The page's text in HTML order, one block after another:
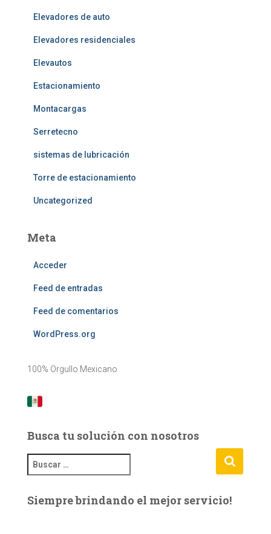
Elevadores de auto
Elevadores residenciales
Elevautos
Estacionamiento
Montacargas
Serretecno
sistemas de lubricación
Torre de estacionamiento
Uncategorized
Meta
Acceder
Feed de entradas
Feed de comentarios
WordPress.org
100% Orgullo Mexicano
Busca tu solución con nosotros
u
c
Siempre brindando el mejor servicio!